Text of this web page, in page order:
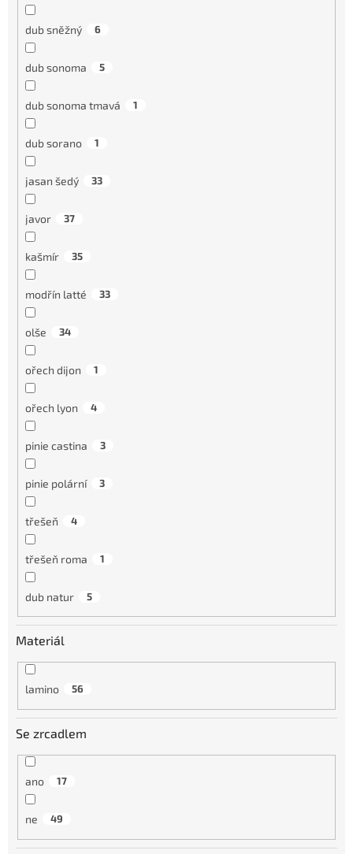
dub sněžný 6
dub sonoma 5
dub sonoma tmavá 1
dub sorano 1
jasan šedý 33
javor 37
kašmír 35
modřín latté 33
olše 34
ořech dijon 1
ořech lyon 4
pinie castina 3
pinie polární 3
třešeň 4
třešeň roma 1
dub natur 5
Materiál
lamino 56
Se zrcadlem
ano 17
ne 49